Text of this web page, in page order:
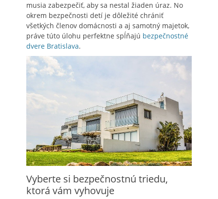
musia zabezpečiť, aby sa nestal žiaden úraz. No
okrem bezpečnosti detí je dôležité chrániť
všetkých členov domácnosti a aj samotný majetok,
práve túto úlohu perfektne spĺňajú bezpečnostné
dvere Bratislava.
Vyberte si bezpečnostnú triedu,
ktorá vám vyhovuje